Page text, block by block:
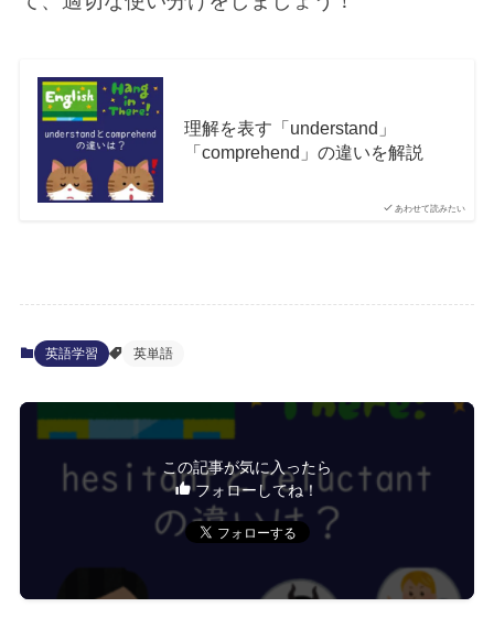
あわせて読みたい
理解を表す「understand」
「comprehend」の違いを解説
英語学習 英単語
この記事が気に入ったら
フォローしてね！